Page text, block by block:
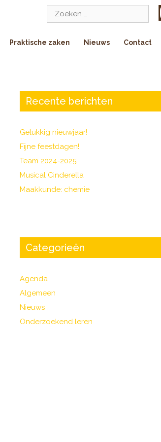
Zoek
naar:
Praktische zaken Nieuws Contact
Recente berichten
Gelukkig nieuwjaar!
Fijne feestdagen!
Team 2024-2025
Musical Cinderella
Maakkunde: chemie
Categorieën
Agenda
Algemeen
Nieuws
Onderzoekend leren